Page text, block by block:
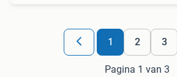
1 2 3
Pagina 1 van 3